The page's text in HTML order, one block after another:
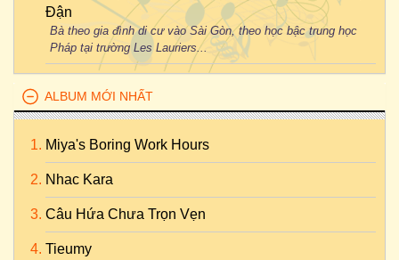
Đận
Bà theo gia đình di cư vào Sài Gòn, theo học bậc trung học
Pháp tại trường Les Lauriers...
ALBUM MỚI NHẤT
Miya's Boring Work Hours
Nhac Kara
Câu Hứa Chưa Trọn Vẹn
Tieumy